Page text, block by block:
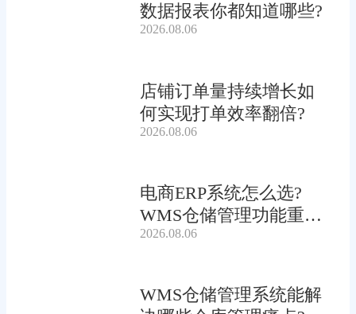
数据报表你都知道哪些?
2026.08.06
店铺订单量持续增长如
何实现打单效率翻倍?
2026.08.06
电商ERP系统怎么选?
WMS仓储管理功能重要
吗?
2026.08.06
WMS仓储管理系统能解